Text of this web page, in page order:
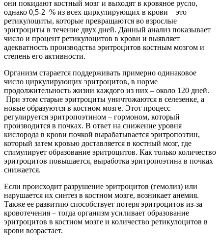
они покидают костный мозг и выходят в кровяное русло,
однако 0,5-2 % из всех циркулирующих в крови – это
ретикулоциты, которые превращаются во взрослые
эритроциты в течение двух дней. Данный анализ показывает
число и процент ретикулоцитов в крови и выявляет
адекватность производства эритроцитов костным мозгом и
степень его активности.
Организм старается поддерживать примерно одинаковое
число циркулирующих эритроцитов, в норме
продолжительность жизни каждого из них – около 120 дней.
При этом старые эритроциты уничтожаются в селезенке, а
новые образуются в костном мозге. Этот процесс
регулируется эритропоэтином – гормоном, который
производится в почках. В ответ на снижение уровня
кислорода в крови почкой вырабатывается эритропоэтин,
который затем кровью доставляется в костный мозг, где
стимулирует образование эритроцитов. Как только количество
эритроцитов повышается, выработка эритропоэтина в почках
снижается.
Если происходит разрушение эритроцитов (гемолиз) или
нарушается их синтез в костном мозге, возникает анемия.
Также ее развитию способствует потеря эритроцитов из-за
кровотечения – тогда организм усиливает образование
эритроцитов в костном мозге и количество ретикулоцитов в
крови возрастает.